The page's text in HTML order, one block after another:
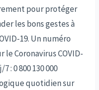
pour protéger
les bons gestes à
19. Un numéro
Coronavirus COVID-
: 0 800 130 000
quotidien sur